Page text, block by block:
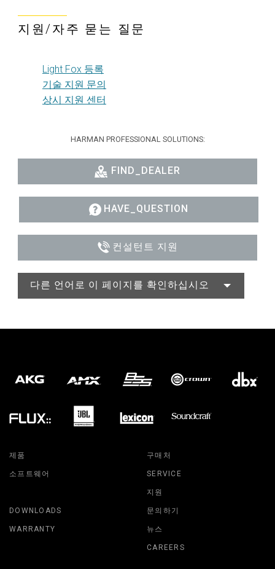
지원/자주 묻는 질문
Light Fox 등록
기술 지원 문의
상시 지원 센터
HARMAN PROFESSIONAL SOLUTIONS:
FIND_DEALER
HAVE_QUESTION
컨설턴트 지원
다른 언어로 이 페이지를 확인하십시오
제품
소프트웨어
구매처
SERVICE
지원
DOWNLOADS
WARRANTY
문의하기
뉴스
CAREERS